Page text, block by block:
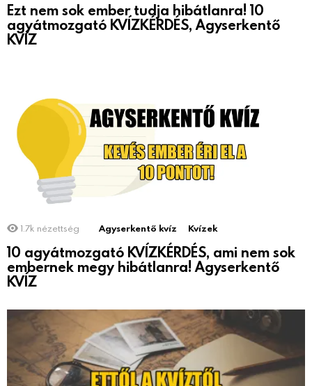
Ezt nem sok ember tudja hibátlanra! 10
agyátmozgató KVÍZKÉRDÉS, Agyserkentő
KVÍZ
1.7k nézettség Agyserkentő kvíz Kvízek
10 agyátmozgató KVÍZKÉRDÉS, ami nem sok
embernek megy hibátlanra! Agyserkentő
KVÍZ